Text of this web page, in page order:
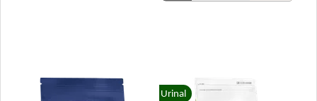
Urinal